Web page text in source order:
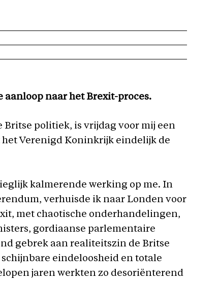
aanloop naar het Brexit-proces.
Britse politiek, is vrijdag voor mij een
het Verenigd Koninkrijk eindelijk de
kalmerende werking op me. In
verhuisde ik naar Londen voor
met chaotische onderhandelingen,
gordiaanse parlementaire
gebrek aan realiteitszin de Britse
eindeloosheid en totale
jaren werkten zo desoriënterend